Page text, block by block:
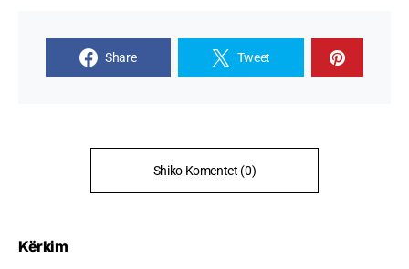
Share Tweet
Shiko Komentet (0)
Kërkim